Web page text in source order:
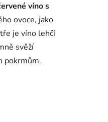
víno s
ovoce, jako
je víno lehčí
svěží
pokrmům.